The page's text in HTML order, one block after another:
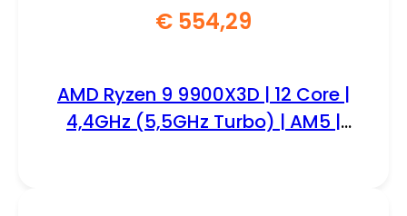
€ 554,29
AMD Ryzen 9 9900X3D | 12 Core |
4,4GHz (5,5GHz Turbo) | AM5 |